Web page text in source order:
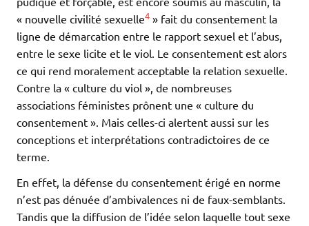
« nouvelle civilité sexuelle4 » fait du consentement la
ligne de démarcation entre le rapport sexuel et l’abus,
entre le sexe licite et le viol. Le consentement est alors
ce qui rend moralement acceptable la relation sexuelle.
Contre la « culture du viol », de nombreuses
associations féministes prônent une « culture du
consentement ». Mais celles-ci alertent aussi sur les
conceptions et interprétations contradictoires de ce
terme.
En effet, la défense du consentement érigé en norme
n’est pas dénuée d’ambivalences ni de faux-semblants.
Tandis que la diffusion de l’idée selon laquelle tout sexe